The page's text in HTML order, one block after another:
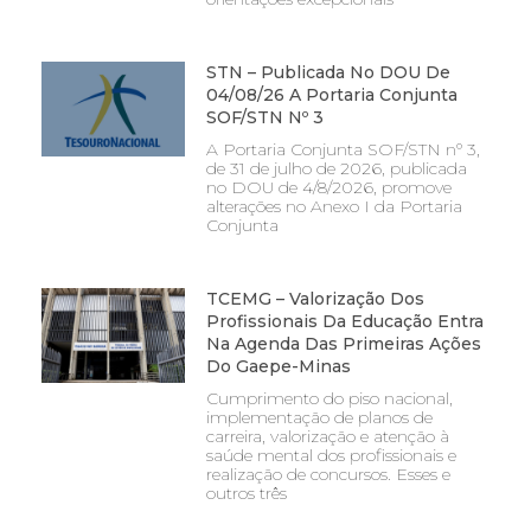
STN – Publicada No DOU De
04/08/26 A Portaria Conjunta
SOF/STN Nº 3
A Portaria Conjunta SOF/STN nº 3,
de 31 de julho de 2026, publicada
no DOU de 4/8/2026, promove
alterações no Anexo I da Portaria
Conjunta
TCEMG – Valorização Dos
Profissionais Da Educação Entra
Na Agenda Das Primeiras Ações
Do Gaepe-Minas
Cumprimento do piso nacional,
implementação de planos de
carreira, valorização e atenção à
saúde mental dos profissionais e
realização de concursos. Esses e
outros três